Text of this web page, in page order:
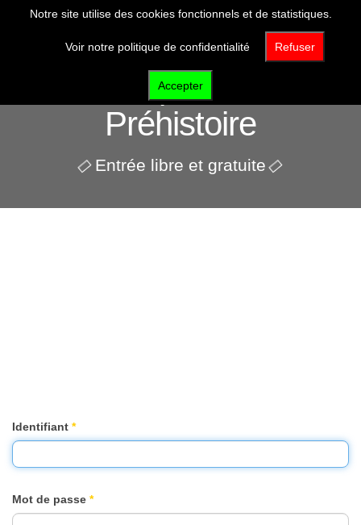
Pôle d'interprétation de la
Préhistoire
Entrée libre et gratuite
Identifiant *
Mot de passe *
Notre site utilise des cookies fonctionnels et de statistiques.
Voir notre politique de confidentialité Refuser
Accepter